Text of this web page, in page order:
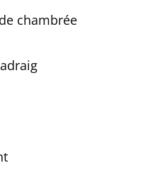
chambrée